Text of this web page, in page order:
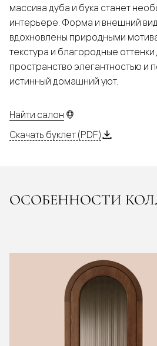
массива дуба и бука станет
интерьере. Форма и внешний
вдохновлены природными
текстура и благородные
пространство элегантностью и
истинный домашний уют.
Найти салон
Скачать буклет (PDF)
ОСОБЕННОСТИ